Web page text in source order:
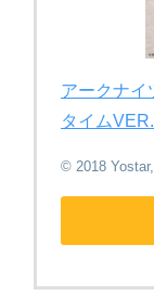
アークナイ
タイムVER.
© 2018